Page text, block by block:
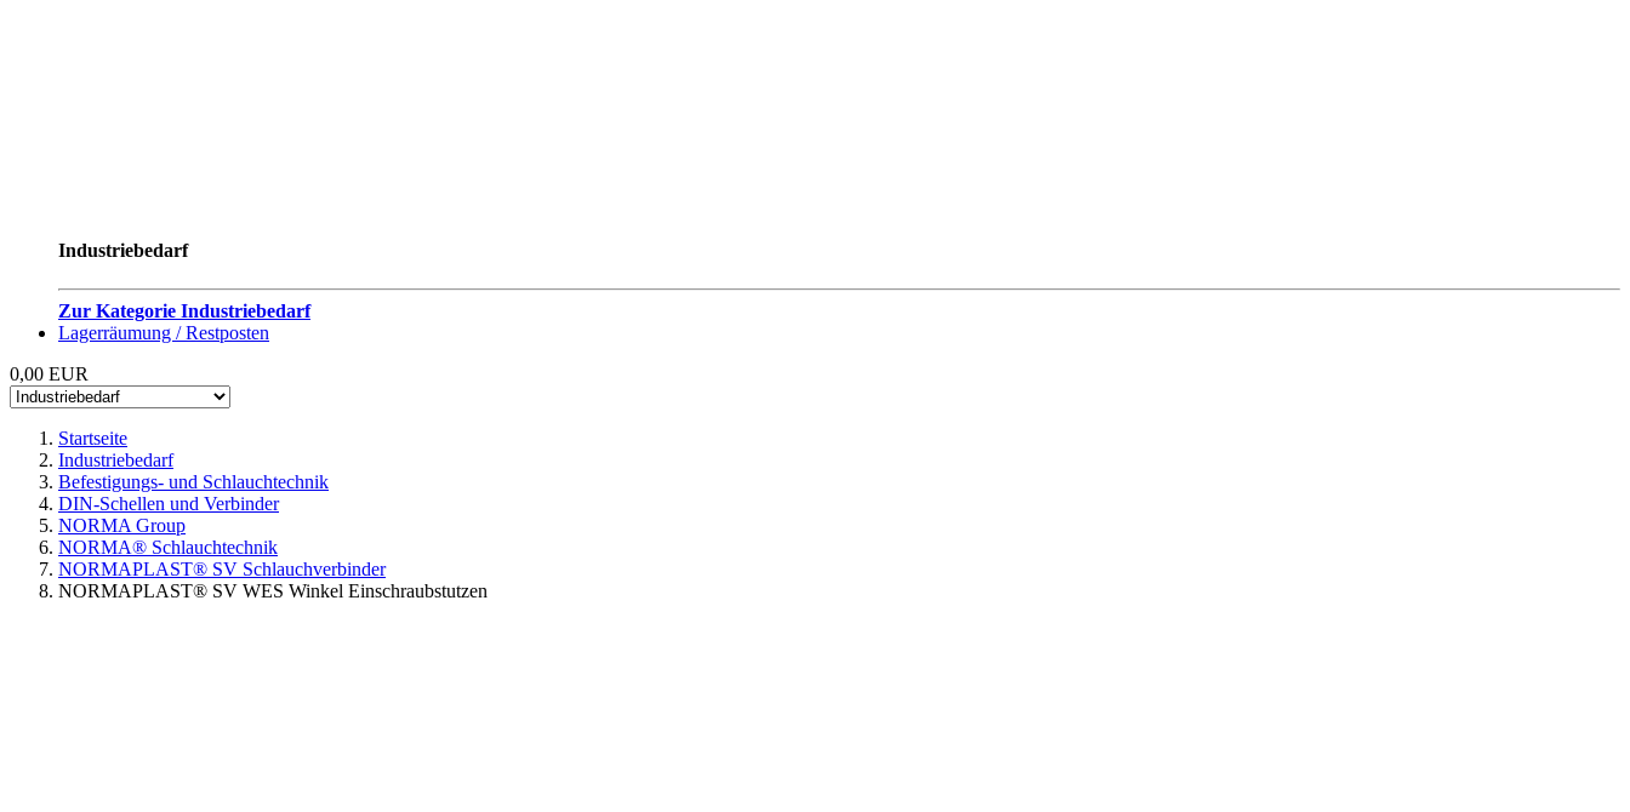
Industriebedarf
Zur Kategorie Industriebedarf
Lagerräumung / Restposten
0,00 EUR
Startseite
Industriebedarf
Befestigungs- und Schlauchtechnik
DIN-Schellen und Verbinder
NORMA Group
NORMA® Schlauchtechnik
NORMAPLAST® SV Schlauchverbinder
NORMAPLAST® SV WES Winkel Einschraubstutzen